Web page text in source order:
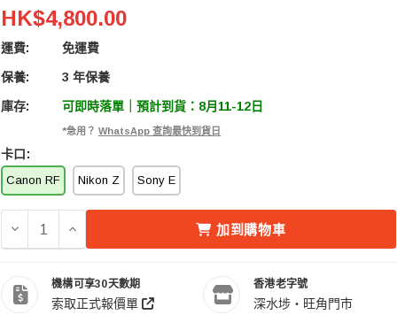
LAOWA Argus 45mm F/0.95 全畫幅鏡頭 Canon RF
HK$4,800.00
運費: 免運費
保養: 3 年保養
庫存: 可即時落單｜預計到貨：8月11-12日
*急用？ WhatsApp 查詢最快到貨日
卡口:
Canon RF Nikon Z Sony E
減少 LAOWA ARGUS 45MM F/0.95 全畫幅鏡頭 CANON RF
增加 LAOWA ARGUS 45MM F/0.95 全畫幅鏡頭
加到購物車
機構可享30天數期
索取正式報價單
香港老字號
深水埗・旺角門市